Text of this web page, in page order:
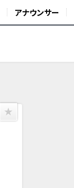
アナウンサー